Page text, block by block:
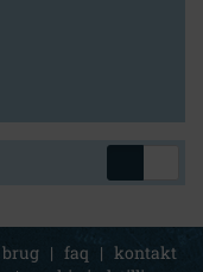
| faq | kontakt